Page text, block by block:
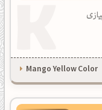
Mango Yellow Color